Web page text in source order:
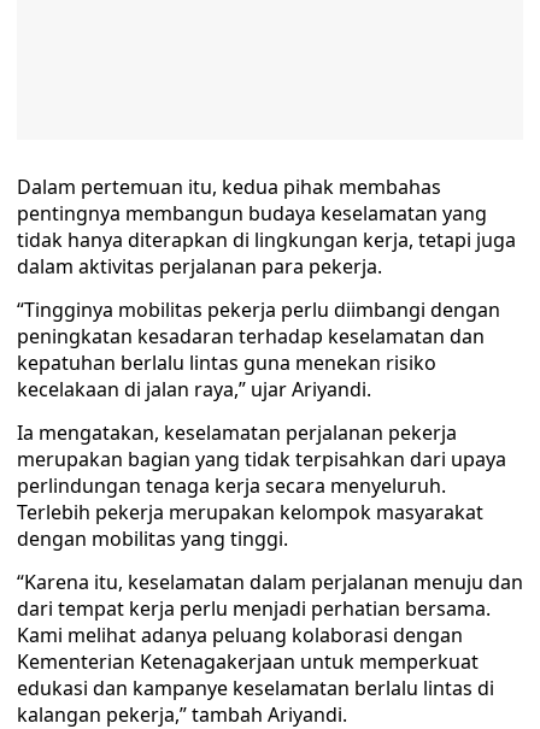
Dalam pertemuan itu, kedua pihak membahas
pentingnya membangun budaya keselamatan yang
tidak hanya diterapkan di lingkungan kerja, tetapi juga
dalam aktivitas perjalanan para pekerja.
“Tingginya mobilitas pekerja perlu diimbangi dengan
peningkatan kesadaran terhadap keselamatan dan
kepatuhan berlalu lintas guna menekan risiko
kecelakaan di jalan raya,” ujar Ariyandi.
Ia mengatakan, keselamatan perjalanan pekerja
merupakan bagian yang tidak terpisahkan dari upaya
perlindungan tenaga kerja secara menyeluruh.
Terlebih pekerja merupakan kelompok masyarakat
dengan mobilitas yang tinggi.
“Karena itu, keselamatan dalam perjalanan menuju dan
dari tempat kerja perlu menjadi perhatian bersama.
Kami melihat adanya peluang kolaborasi dengan
Kementerian Ketenagakerjaan untuk memperkuat
edukasi dan kampanye keselamatan berlalu lintas di
kalangan pekerja,” tambah Ariyandi.